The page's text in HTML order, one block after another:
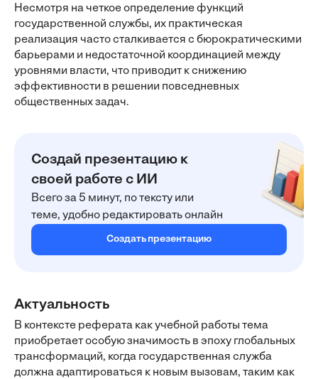
Несмотря на четкое определение функций
государственной службы, их практическая
реализация часто сталкивается с бюрократическими
барьерами и недостаточной координацией между
уровнями власти, что приводит к снижению
эффективности в решении повседневных
общественных задач.
Создай презентацию к
своей работе с ИИ
Всего за 5 минут, по тексту или
теме, удобно редактировать онлайн
Создать презентацию
Актуальность
В контексте реферата как учебной работы тема
приобретает особую значимость в эпоху глобальных
трансформаций, когда государственная служба
должна адаптироваться к новым вызовам, таким как